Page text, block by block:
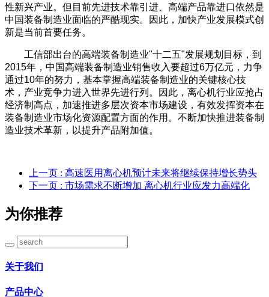
性新兴产业。但目前先进技术靠引进、高端产品靠进口依然是
中国装备制造业面临的严酷现实。因此，加快产业发展模式创
新是当前首要任务。
工信部出台的高端装备制造业"十二五"发展规划目标，到
2015年，中国高端装备制造业销售收入要超过6万亿元，力争
通过10年的努力，基本掌握高端装备制造业的关键核心技
术，产业竞争力进入世界先进行列。因此，离心机行业应抢占
经济制高点，加速推进多层次资本市场建设，有效发挥资本在
装备制造业市场化资源配置方面的作用。不断加快推进装备制
造业技术革新，以提升产品附加值。
上一页 : 高速医用离心机预计未来将继续保持增长势头
下一页 : 市场需求不断增加 离心机行业应发力高端化
为你推荐
关于我们
产品中心